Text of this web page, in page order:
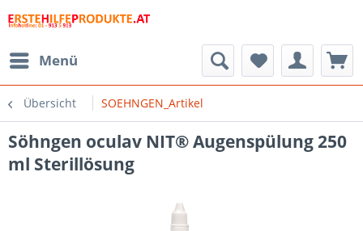
Menü
Übersicht SOEHNGEN_Artikel
Söhngen oculav NIT® Augenspülung 250
ml Sterillösung